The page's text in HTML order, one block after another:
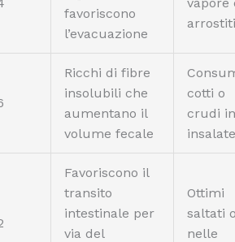
favoriscono
l’evacuazione
arrostiti
Ricchi di fibre
insolubili che
aumentano il
volume fecale
cotti o
crudi in
insalate
Favoriscono il
transito
intestinale per
via del
Ottimi
saltati
nelle